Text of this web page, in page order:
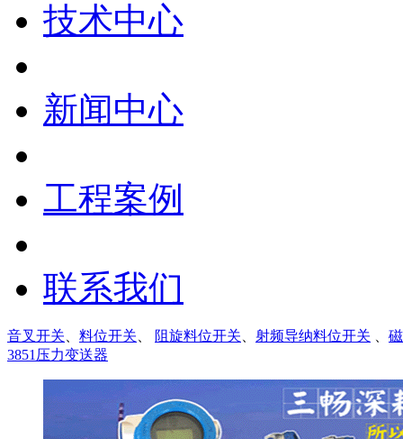
技术中心
新闻中心
工程案例
联系我们
音叉开关 料位开关 阻旋料位开关 射频导纳料位开关
3851压力变送器